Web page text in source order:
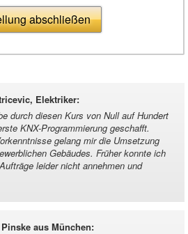
abschließen
Elektriker:
durch diesen Kurs von Null auf Hundert
KNX-Programmierung geschafft.
gelang mir die Umsetzung
Gebäudes. Früher konnte ich
leider nicht annehmen und
aus München: